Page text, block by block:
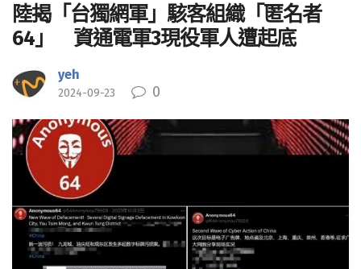
陸揭「台獨網軍」駭客組織「匿名者
64」 資通電軍3現役軍人遭起底
yeh
2024-09-23 0